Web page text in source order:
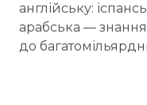
англійську:
арабська —
до